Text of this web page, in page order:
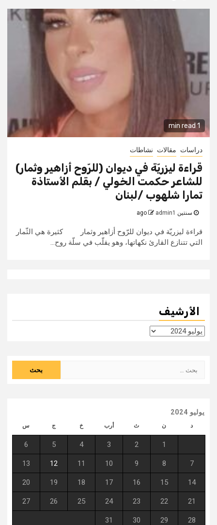
1 min read
دراسات مقالات نشاطات
قراءة ليزريّة في ديوان (للرّوح أزاهير وثمار)
للشاعر حكمت الخولي / بقلم الأستاذة
تمارا شلهوب /لبنان
سنتين ago admin1
قراءة ليزريّة في ديوان للرّوح أزاهير وثمار كثيرة هي الثّمار
التي تتنازع القارئ نكهاتها، وهو يقلّب في سلّة روح...
الأرشيف
الأرشيف
عن:
يوليو 2024
د ن ث أرب خ ج س
1
2
3
4
5
6
7
8
9
10
11
12
13
14
15
16
17
18
19
20
21
22
23
24
25
26
27
28
29
30
31